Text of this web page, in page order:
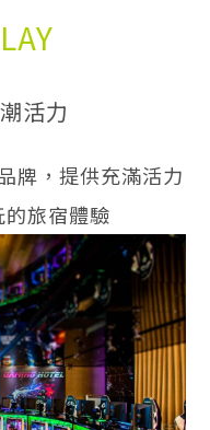
活力
牌，提供充滿活力
旅宿體驗